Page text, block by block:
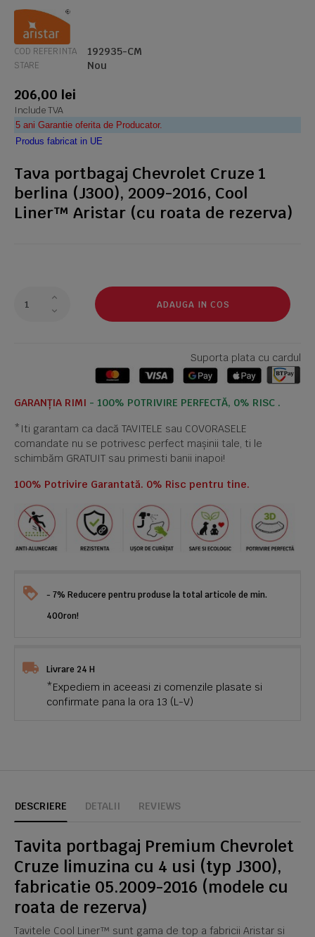
COD REFERINTA 192935-CM
STARE Nou
206,00 lei
Include TVA
5 ani Garantie oferita de Producator.
Produs fabricat in UE
Tava portbagaj Chevrolet Cruze 1
berlina (J300), 2009-2016, Cool
Liner™ Aristar (cu roata de rezerva)
ADAUGA IN COS
Suporta plata cu cardul
GARANȚIA RIMI - 100% POTRIVIRE PERFECTĂ, 0% RISC .
*Iti garantam ca dacă TAVITELE sau COVORASELE
comandate nu se potrivesc perfect mașinii tale, ti le
schimbăm GRATUIT sau primesti banii inapoi!
100% Potrivire Garantată. 0% Risc pentru tine.
- 7% Reducere pentru produse la total articole de min.
400ron!
Livrare 24 H
*Expediem in aceeasi zi comenzile plasate si
confirmate pana la ora 13 (L-V)
DESCRIERE DETALII REVIEWS
Tavita portbagaj Premium Chevrolet
Cruze limuzina cu 4 usi (typ J300),
fabricatie 05.2009-2016 (modele cu
roata de rezerva)
Tavitele Cool Liner™ sunt gama de top a fabricii Aristar si